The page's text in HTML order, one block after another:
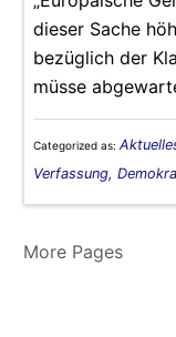
dieser Sache
bezüglich der
müsse
Categorized as:
Verfassung,
More Pages